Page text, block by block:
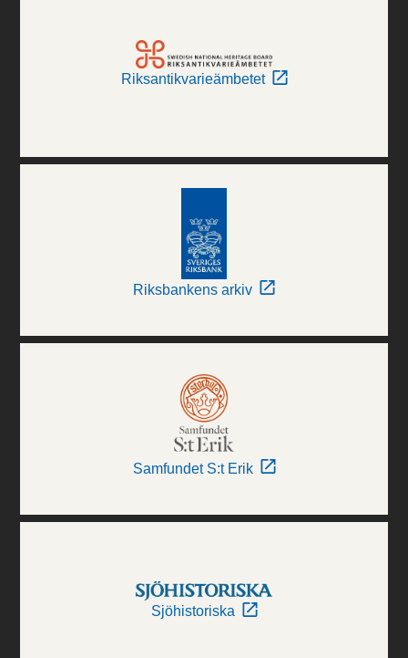
Riksantikvarieämbetet
Riksbankens arkiv
Samfundet S:t Erik
Sjöhistoriska